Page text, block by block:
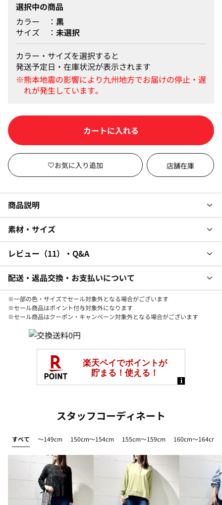
選択中の商品
カラー
黒
サイズ
未選択
カラー・サイズを選択すると
発送予定日・在庫状況が表示されます
カートに入れる
店舗在庫
商品説明
素材・サイズ
レビュー 11 ・Q&A
配送・返品交換・お支払いについて
※一部の色・サイズでセール対象外となる場合がございます
※セール商品はポイント付与対象外になります
※セール商品はクーポン・キャンペーン対象外となる場合がございます
スタッフコーディネート
すべて ～149cm 150cm～154cm 155cm～159cm 160cm～164cm